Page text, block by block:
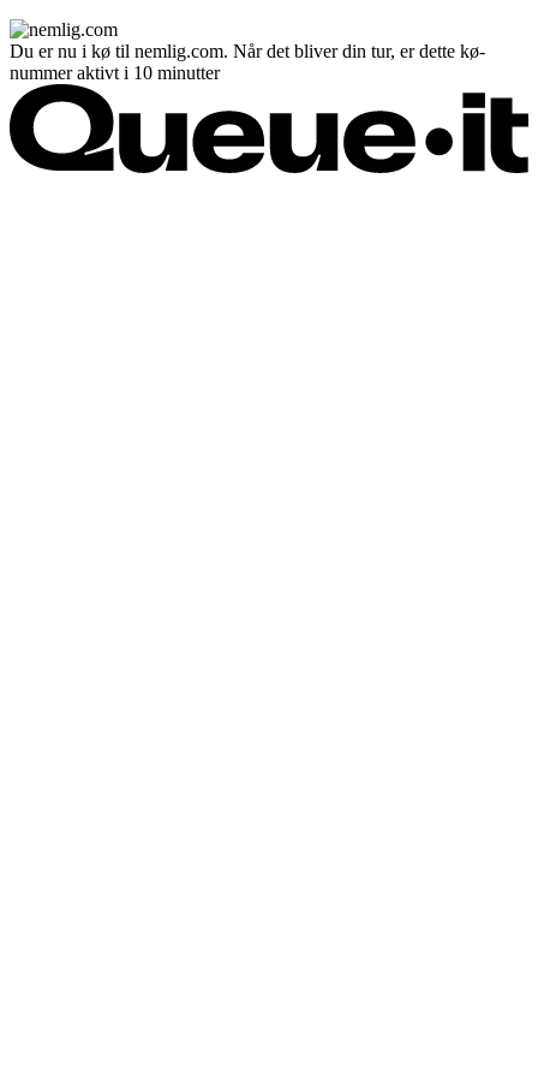
Du er nu i kø til nemlig.com. Når det bliver din tur, er dette kø-
nummer aktivt i 10 minutter